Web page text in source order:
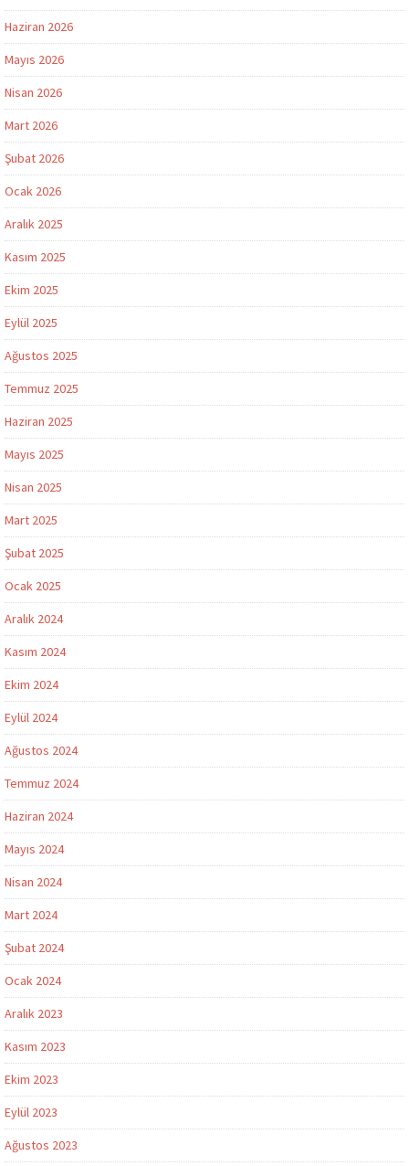
Haziran 2026
Mayıs 2026
Nisan 2026
Mart 2026
Şubat 2026
Ocak 2026
Aralık 2025
Kasım 2025
Ekim 2025
Eylül 2025
Ağustos 2025
Temmuz 2025
Haziran 2025
Mayıs 2025
Nisan 2025
Mart 2025
Şubat 2025
Ocak 2025
Aralık 2024
Kasım 2024
Ekim 2024
Eylül 2024
Ağustos 2024
Temmuz 2024
Haziran 2024
Mayıs 2024
Nisan 2024
Mart 2024
Şubat 2024
Ocak 2024
Aralık 2023
Kasım 2023
Ekim 2023
Eylül 2023
Ağustos 2023